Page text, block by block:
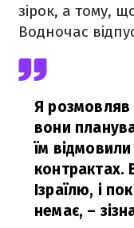
зірок, а тому,
Водночас
Я розмовляв
вони
їм
контрактах.
Ізраїлю, і
немає, –